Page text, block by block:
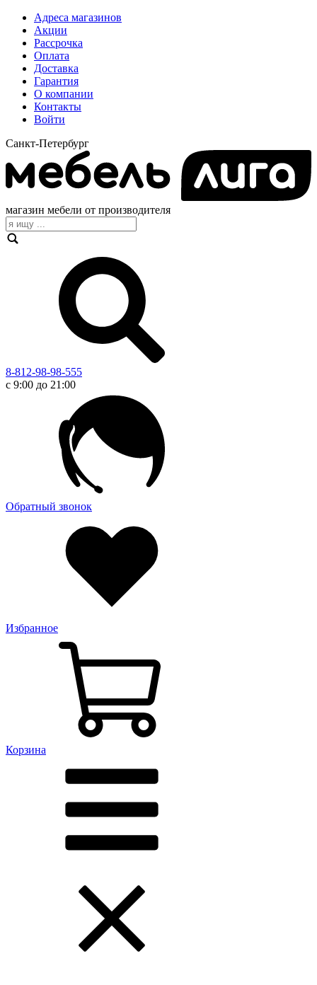
Адреса магазинов
Акции
Рассрочка
Оплата
Доставка
Гарантия
О компании
Контакты
Войти
Санкт-Петербург
магазин мебели от производителя
8-812-98-98-555
с 9:00 до 21:00
Обратный звонок
Избранное
Корзина